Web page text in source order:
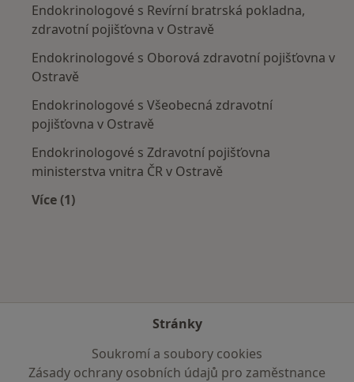
Endokrinologové s Revírní bratrská pokladna,
zdravotní pojišťovna v Ostravě
Endokrinologové s Oborová zdravotní pojišťovna v
Ostravě
Endokrinologové s Všeobecná zdravotní
pojišťovna v Ostravě
Endokrinologové s Zdravotní pojišťovna
ministerstva vnitra ČR v Ostravě
Více (1)
Stránky
Soukromí a soubory cookies
Zásady ochrany osobních údajů pro zaměstnance